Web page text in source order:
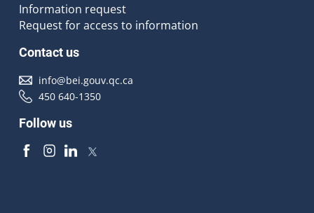
Information request
Request for access to information
Contact us
info@bei.gouv.qc.ca
450 640-1350
Follow us